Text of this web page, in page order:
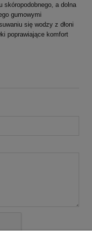
skóropodobnego, a dolna
gumowymi
się wodzy z dłoni
poprawiające komfort